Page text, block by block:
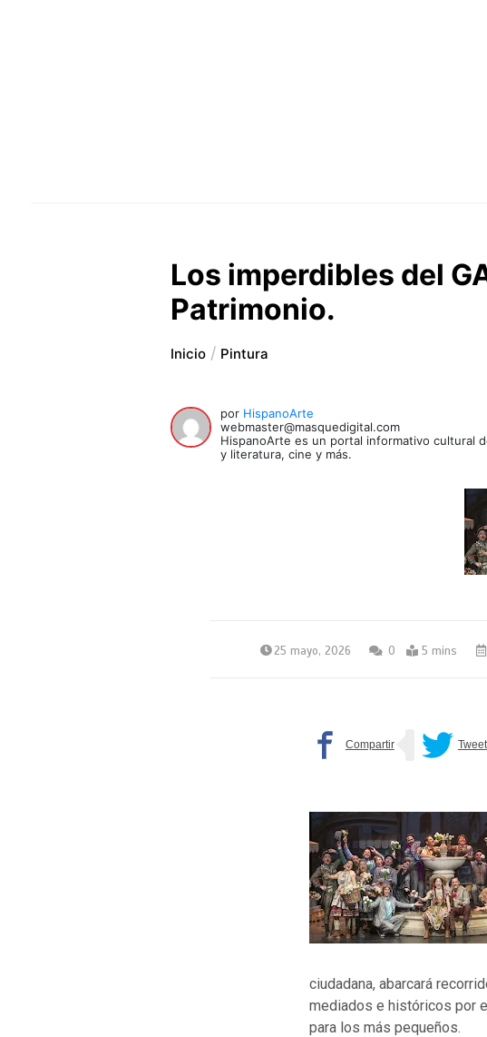
Los imperdibles del
Patrimonio.
Inicio Pintura
por HispanoArte
webmaster@masquedigital.com
HispanoArte es un portal informativo cultural
y literatura, cine y más.
25 mayo, 2026 0 5 mins
ciudadana, abarcará
mediados e históricos por
para los más pequeños.